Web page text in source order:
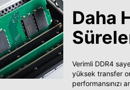
Daha
Verimli DDR4
yüksek transfer
performansınızı